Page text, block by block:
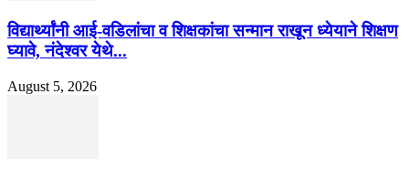
विद्यार्थ्यांनी आई-वडिलांचा व शिक्षकांचा सन्मान राखून ध्येयाने शिक्षण
घ्यावे, नंदेश्वर येथे...
August 5, 2026